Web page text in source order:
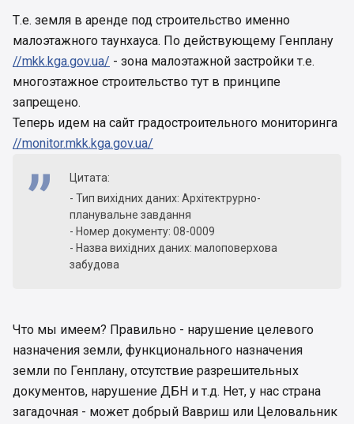
за рахунок земель запасу житлової та
громадської забудови.
Т.е. земля в аренде под строительство именно
малоэтажного таунхауса. По действующему Генплану
//mkk.kga.gov.ua/ - зона малоэтажной застройки т.е.
многоэтажное строительство тут в принципе
запрещено.
Теперь идем на сайт градостроительного мониторинга
//monitor.mkk.kga.gov.ua/
Цитата:
- Тип вихідних даних: Архітектрурно-
планувальне завдання
- Номер документу: 08-0009
- Назва вихідних даних: малоповерхова
забудова
Что мы имеем? Правильно - нарушение целевого
назначения земли, функционального назначения
земли по Генплану, отсутствие разрешительных
документов, нарушение ДБН и т.д. Нет, у нас страна
загадочная - может добрый Вавриш или Целовальник